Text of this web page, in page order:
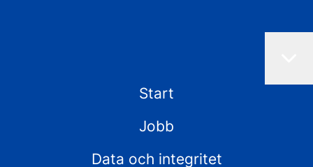
Start
Jobb
Data och integritet